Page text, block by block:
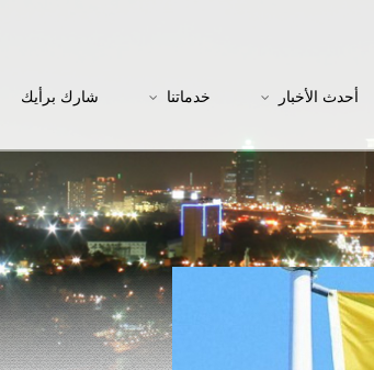
أحدث الأخبار خدماتنا شارك برأيك